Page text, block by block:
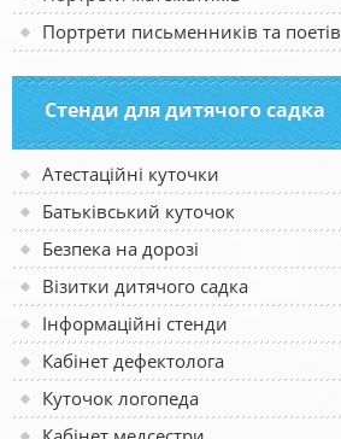
Портрети письменників та поетів
Стенди для дитячого садка
Атестаційні куточки
Батьківський куточок
Безпека на дорозі
Візитки дитячого садка
Інформаційні стенди
Кабінет дефектолога
Куточок логопеда